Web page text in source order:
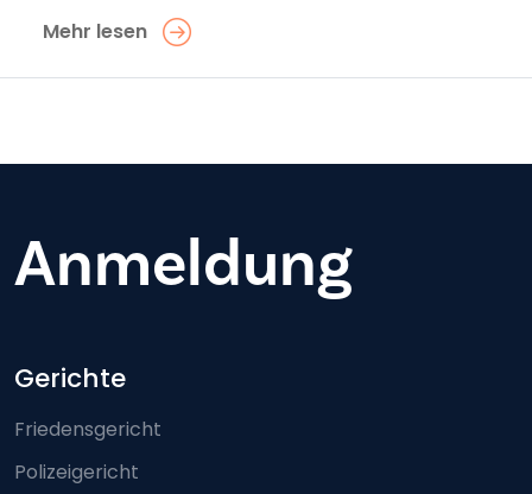
Mehr lesen
Anmeldung
Footer-menu
Gerichte
Friedensgericht
Polizeigericht